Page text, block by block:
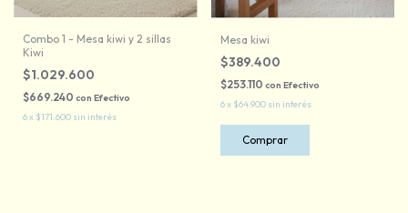
Combo 1 - Mesa kiwi y 2 sillas
Kiwi
$1.029.600
$669.240 con Efectivo
6x $171.600 sin interés
Mesa kiwi
$389.400
$253.110 con Efectivo
6x $64.900 sin interés
Comprar